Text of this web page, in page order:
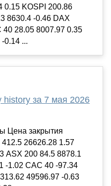
0.15 KOSPI 200.86
8630.4 -0.46 DAX
40 28.05 8007.97 0.35
0.14 ...
за 7 мая 2026
Цена закрытия
26626.28 1.57
ASX 200 84.5 8878.1
-1.02 CAC 40 -97.34
49596.97 -0.63